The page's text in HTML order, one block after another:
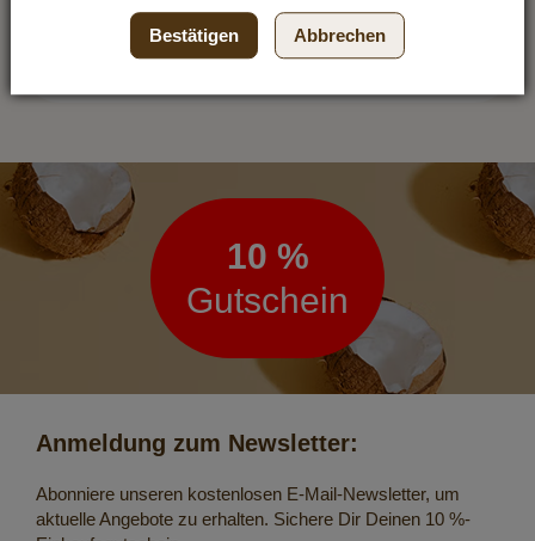
auskühlen lassen..
Newsletter
10 %
Gutschein
Anmeldung zum Newsletter:
Abonniere unseren kostenlosen E-Mail-Newsletter, um
aktuelle Angebote zu erhalten. Sichere Dir Deinen 10 %-
Bestätigen Abbrechen